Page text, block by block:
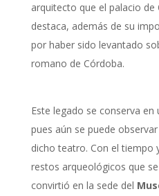
arquitecto que el palacio de
destaca, además de su
por haber sido levantado
romano de Córdoba.
Este legado se conserva
pues aún se puede
dicho teatro. Con el tiempo
restos arqueológicos que
convirtió en la sede del